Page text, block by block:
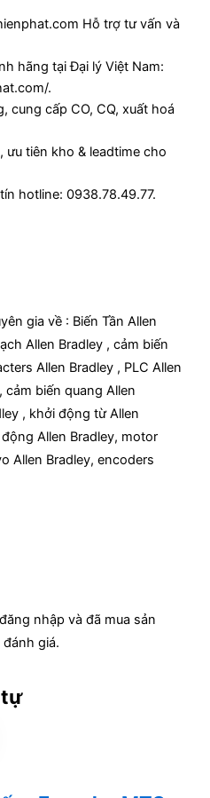
Hỗ trợ tư vấn và
hãng tại Đại lý Việt Nam:
.
cung cấp CO, CQ, xuất hoá
ưu tiên kho & leadtime cho
hotline: 0938.78.49.77.
gia về : Biến Tần Allen
Allen Bradley , cảm biến
Allen Bradley , PLC Allen
cảm biến quang Allen
, khởi động từ Allen
Allen Bradley, motor
Allen Bradley, encoders
nhập và đã mua sản
giá.
tự